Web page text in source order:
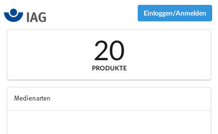
Einloggen/Anmelden
20
PRODUKTE
Medienarten